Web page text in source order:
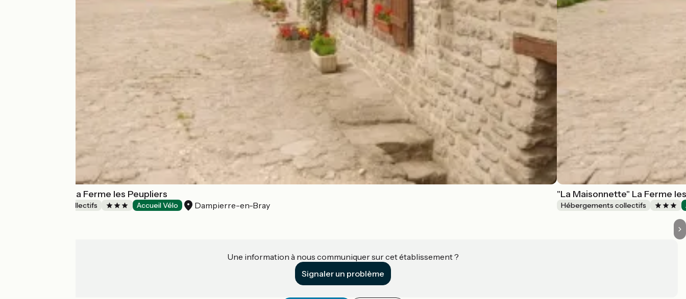
"Le Clos Fleuri" la Ferme les Peupliers
Hébergements collectifs Accueil Vélo Dampierre-en-Bray
"La Maisonnette" La Ferme
Hébergements collectifs
Une information à nous communiquer sur cet établissement ?
Signaler un problème